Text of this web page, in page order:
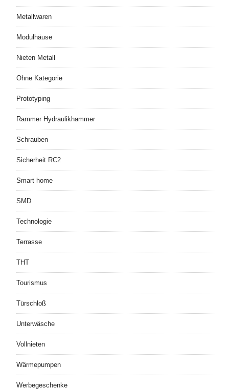
Metallwaren
Modulhäuse
Nieten Metall
Ohne Kategorie
Prototyping
Rammer Hydraulikhammer
Schrauben
Sicherheit RC2
Smart home
SMD
Technologie
Terrasse
THT
Tourismus
Türschloß
Unterwäsche
Vollnieten
Wärmepumpen
Werbegeschenke